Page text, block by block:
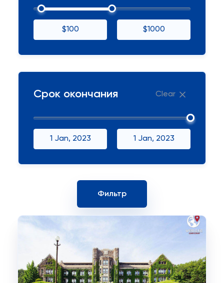
$100 $1000
Срок окончания Clear
1 Jan, 2023 1 Jan, 2023